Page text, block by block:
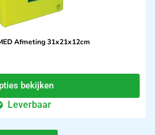
Afmeting 31x21x12cm
bekijken
Leverbaar